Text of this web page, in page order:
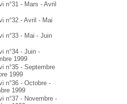
n°31 - Mars - Avril
n°32 - Avril - Mai
n°33 - Mai - Juin
n°34 - Juin -
1999
n°35 - Septembre
1999
n°36 - Octobre -
1999
n°37 - Novembre -